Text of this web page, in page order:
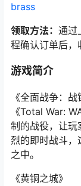
brass
领取方法： 通过
程确认订单后，
游戏简介
《全面战争：战
《Total War:
制的战役，让玩
烈的即时战斗
之中。
《黄铜之城》